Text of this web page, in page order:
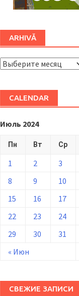
ARHIVĂ
ARHIVĂ
CALENDAR
Июль 2024
Пн Вт Ср
« Июн
1 2 3
8
9 10
15
16 17
22
23 24
29
30 31
СВЕЖИЕ ЗАПИСИ